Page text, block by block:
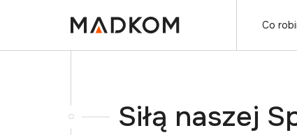
Co
Siłą naszej